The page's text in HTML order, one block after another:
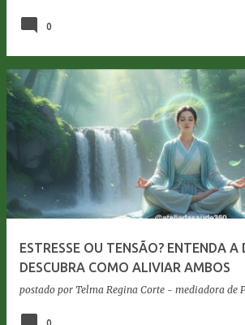
0
ESTRESSE OU TENSÃO? ENTENDA A
DESCUBRA COMO ALIVIAR AMBOS
postado por Telma Regina Corte - mediadora de